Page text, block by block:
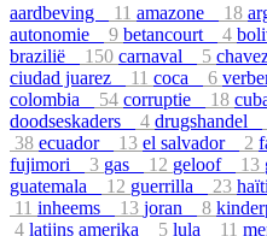
aardbeving 11 amazone 18
autonomie
9 betancourt 4
brazilië
150 carnaval 5
ciudad juarez
11 coca 6
colombia
54 corruptie 18
doodseskaders
4 drugshandel
38 ecuador 13 el salvador 2
fujimori
3 gas 12 geloof 13
guatemala
12 guerrilla 23
11 inheems 13 joran 8
4 latijns amerika 5 lula 11